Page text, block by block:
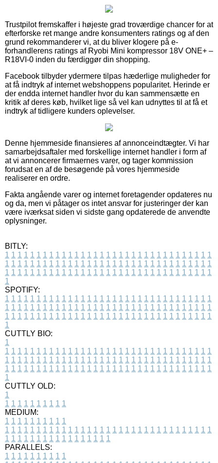
Trustpilot fremskaffer i højeste grad troværdige chancer for at
efterforske ret mange andre konsumenters ratings og af den
grund rekommanderer vi, at du bliver klogere på e-
forhandlerens ratings af Ryobi Mini kompressor 18V ONE+ –
R18VI-0 inden du færdiggør din shopping.
Facebook tilbyder ydermere tilpas hæderlige muligheder for
at få indtryk af internet webshoppens popularitet. Herinde er
der endda internet handler hvor du kan sammensætte en
kritik af deres køb, hvilket lige så vel kan udnyttes til at få et
indtryk af tidligere kunders oplevelser.
Denne hjemmeside finansieres af annonceindtægter. Vi har
samarbejdsaftaler med forskellige internet handler i form af
at vi annoncerer firmaernes varer, og tager kommission
forudsat en af de besøgende på vores hjemmeside
realiserer en ordre.
Fakta angående varer og internet foretagender opdateres nu
og da, men vi påtager os intet ansvar for justeringer der kan
være iværksat siden vi sidste gang opdaterede de anvendte
oplysninger.
BITLY:
1 1 1 1 1 1 1 1 1 1 1 1 1 1 1 1 1 1 1 1 1 1 1 1 1 1 1 1 1 1 1 1 1
1 1 1 1 1 1 1 1 1 1 1 1 1 1 1 1 1 1 1 1 1 1 1 1 1 1 1 1 1 1 1 1 1
1 1 1 1 1 1 1 1 1 1 1 1 1 1 1 1 1 1 1 1 1 1 1 1 1 1 1 1 1 1 1 1 1
1
SPOTIFY:
1 1 1 1 1 1 1 1 1 1 1 1 1 1 1 1 1 1 1 1 1 1 1 1 1 1 1 1 1 1 1 1 1
1 1 1 1 1 1 1 1 1 1 1 1 1 1 1 1 1 1 1 1 1 1 1 1 1 1 1 1 1 1 1 1 1
1 1 1 1 1 1 1 1 1 1 1 1 1 1 1 1 1 1 1 1 1 1 1 1 1 1 1 1 1 1 1 1 1
1
CUTTLY BIO:
1
1 1 1 1 1 1 1 1 1 1 1 1 1 1 1 1 1 1 1 1 1 1 1 1 1 1 1 1 1 1 1 1 1
1 1 1 1 1 1 1 1 1 1 1 1 1 1 1 1 1 1 1 1 1 1 1 1 1 1 1 1 1 1 1 1 1
1 1 1 1 1 1 1 1 1 1 1 1 1 1 1 1 1 1 1 1 1 1 1 1 1 1 1 1 1 1 1 1 1
1
CUTTLY OLD:
1
1 1 1 1 1 1 1 1 1 1
MEDIUM:
1 1 1 1 1 1 1 1 1 1
1 1 1 1 1 1 1 1 1 1 1 1 1 1 1 1 1 1 1 1 1 1 1 1 1 1 1 1 1 1 1 1 1
1 1 1 1 1 1 1 1 1 1 1 1 1 1 1 1 1
PARALLELS:
1 1 1 1 1 1 1 1 1 1